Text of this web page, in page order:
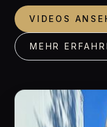
VIDEOS
MEHR